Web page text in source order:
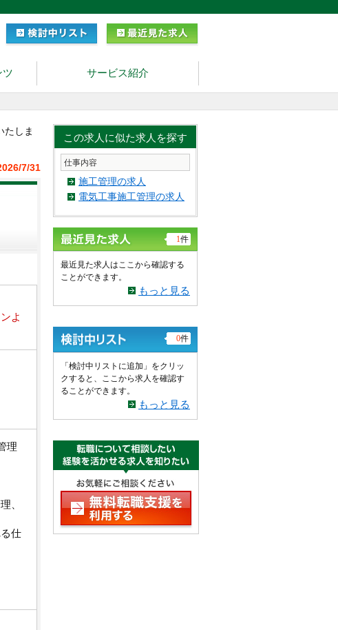
ツ サービス紹介
たしま
7/31
よ
理
、
仕
この求人に似た求人を探す
仕事内容
施工管理の求人
電気工事施工管理の求人
1件
最近見た求人はここから確認する
ことができます。
もっと見る
0件
「検討中リストに追加」をクリッ
クすると、ここから求人を確認す
ることができます。
もっと見る